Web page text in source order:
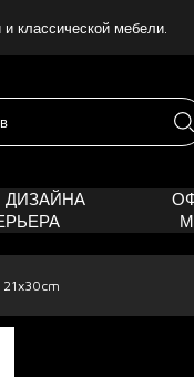
классической мебели.
ДИЗАЙНА
21x30cm